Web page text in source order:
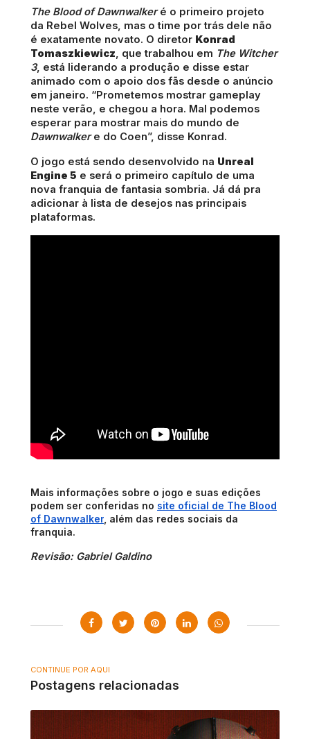
The Blood of Dawnwalkeré o primeiro projeto
da Rebel Wolves, mas o time por trás dele não
é exatamente novato. O diretor Konrad
Tomaszkiewicz, que trabalhou em The Witcher
3, está liderando a produção e disse estar
animado com o apoio dos fãs desde o anúncio
em janeiro. “Prometemos mostrar gameplay
neste verão, e chegou a hora. Mal podemos
esperar para mostrar mais do mundo de
Dawnwalkere do Coen”, disse Konrad.
O jogo está sendo desenvolvido na Unreal
Engine 5 e será o primeiro capítulo de uma
nova franquia de fantasia sombria. Já dá pra
adicionar à lista de desejos nas principais
plataformas.
Mais informações sobre o jogo e suas edições
podem ser conferidas no site oficial de The Blood
of Dawnwalker , além das redes sociais da
franquia.
Revisão: Gabriel Galdino
CONTINUE POR AQUI
Postagens relacionadas